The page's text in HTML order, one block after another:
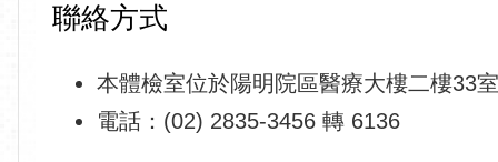
聯絡方式
本體檢室位於陽明院區醫療大樓二樓33室
電話：(02) 2835-3456 轉 6136